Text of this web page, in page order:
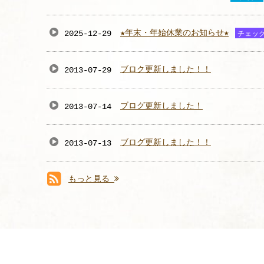
2025-12-29 ★年末・年始休業のお知らせ★ チェッ
2013-07-29 ブロク更新しました！！
2013-07-14 ブログ更新しました！
2013-07-13 ブログ更新しました！！
もっと見る